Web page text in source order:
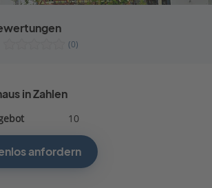
(0)
in Zahlen
10
anfordern